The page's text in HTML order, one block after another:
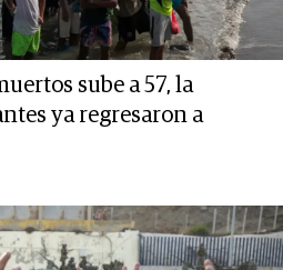
sube a 57, la
ya regresaron a